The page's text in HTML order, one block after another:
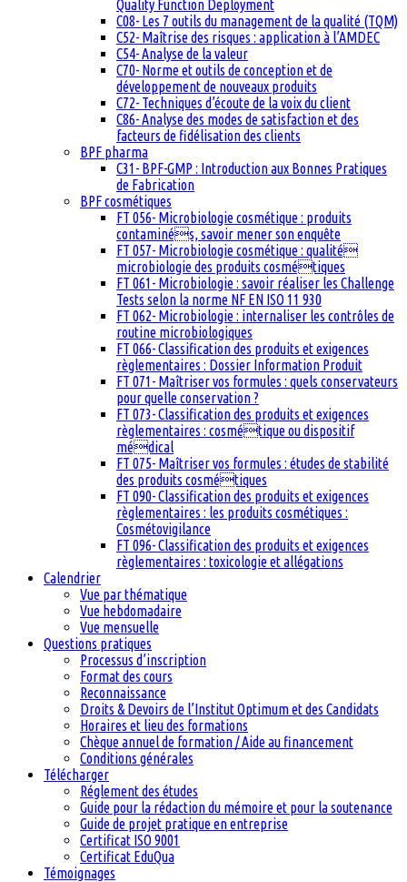
Quality Function Deployment
C08- Les 7 outils du management de la qualité (TQM)
C52- Maîtrise des risques : application à l’AMDEC
C54- Analyse de la valeur
C70- Norme et outils de conception et de
développement de nouveaux produits
C72- Techniques d’écoute de la voix du client
C86- Analyse des modes de satisfaction et des
facteurs de fidélisation des clients
BPF pharma
C31- BPF-GMP : Introduction aux Bonnes Pratiques
de Fabrication
BPF cosmétiques
FT 056- Microbiologie cosmétique : produits
contaminés, savoir mener son enquête
FT 057- Microbiologie cosmétique : qualité
microbiologie des produits cosmétiques
FT 061- Microbiologie : savoir réaliser les Challenge
Tests selon la norme NF EN ISO 11 930
FT 062- Microbiologie : internaliser les contrôles de
routine microbiologiques
FT 066- Classification des produits et exigences
règlementaires : Dossier Information Produit
FT 071- Maîtriser vos formules : quels conservateurs
pour quelle conservation ?
FT 073- Classification des produits et exigences
règlementaires : cosmétique ou dispositif
médical
FT 075- Maîtriser vos formules : études de stabilité
des produits cosmétiques
FT 090- Classification des produits et exigences
règlementaires : les produits cosmétiques :
Cosmétovigilance
FT 096- Classification des produits et exigences
règlementaires : toxicologie et allégations
Calendrier
Vue par thématique
Vue hebdomadaire
Vue mensuelle
Questions pratiques
Processus d’inscription
Format des cours
Reconnaissance
Droits & Devoirs de l’Institut Optimum et des Candidats
Horaires et lieu des formations
Chèque annuel de formation / Aide au financement
Conditions générales
Télécharger
Réglement des études
Guide pour la rédaction du mémoire et pour la soutenance
Guide de projet pratique en entreprise
Certificat ISO 9001
Certificat EduQua
Témoignages